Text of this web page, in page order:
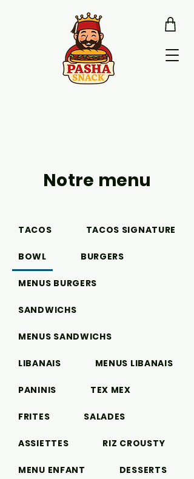
Notre menu
TACOS TACOS SIGNATURE
BOWL BURGERS
MENUS BURGERS
SANDWICHS
MENUS SANDWICHS
LIBANAIS MENUS LIBANAIS
PANINIS TEX MEX
FRITES SALADES
ASSIETTES RIZ CROUSTY
MENU ENFANT DESSERTS